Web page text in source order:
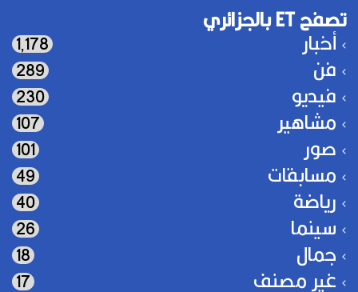
تصفح ET بالجزائري
أخبار 1٬178
فن 289
فيديو 230
مشاهير 107
صور 101
مسابقات 49
رياضة 40
سينما 26
جمال 18
غير مصنف 17